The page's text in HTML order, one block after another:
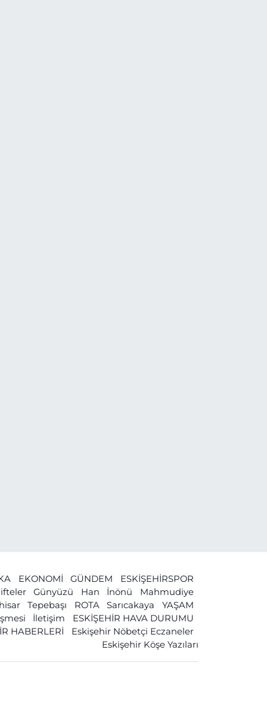
EKONOMİ GÜNDEM
ESKİŞEHİRSPOR
Günyüzü Han İnönü
Mahmudiye
Tepebaşı ROTA Sarıcakaya
YAŞAM
İletişim
ESKİŞEHİR HAVA DURUMU
HABERLERİ
Eskişehir Nöbetçi Eczaneler
Eskişehir Köşe Yazıları